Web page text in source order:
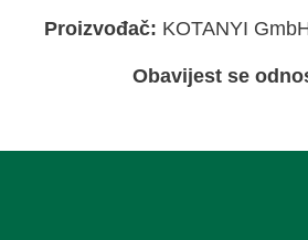
Proizvođač: KOTANYI
Obavijest se